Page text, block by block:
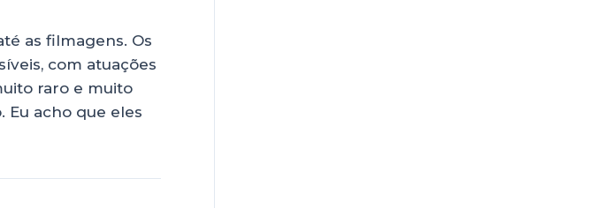
as filmagens. Os
com atuações
raro e muito
Eu acho que eles